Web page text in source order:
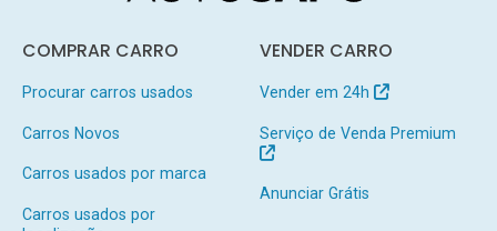
COMPRAR CARRO
Procurar carros usados
Carros Novos
Carros usados por marca
Carros usados por
VENDER CARRO
Vender em 24h
Serviço de Venda Premium
Anunciar Grátis